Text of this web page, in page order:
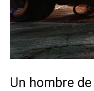
Un hombre